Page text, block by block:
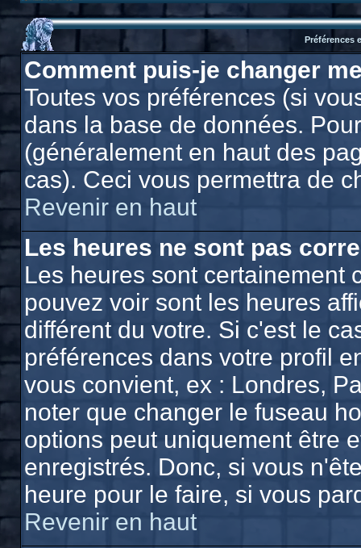
Préférences
Comment puis-je changer
Toutes vos préférences (si
dans la base de données.
(généralement en haut des
cas). Ceci vous permettra de
Revenir en haut
Les heures ne sont pas
Les heures sont certainement
pouvez voir sont les heures
différent du votre. Si c'est le
préférences dans votre profil
vous convient, ex : Londres,
noter que changer le fuseau
options peut uniquement être
enregistrés. Donc, si vous
heure pour le faire, si vous
Revenir en haut